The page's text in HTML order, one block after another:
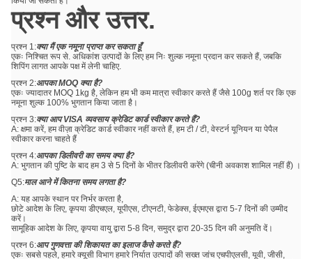
प्रश्न और उत्तर.
प्रश्न 1:क्या मैं एक नमूना प्राप्त कर सकता हूँ
एकः निश्चित रूप से. अधिकांश उत्पादों के लिए हम निः शुल्क नमूना प्रदान कर सकते हैं, जबकि
शिपिंग लागत आपके पक्ष में लेनी चाहिए.
प्रश्न 2:आपका MOQ क्या है?
एकः ज्यादातर MOQ 1kg है, लेकिन हम भी कम मात्रा स्वीकार करते हैं जैसे 100g शर्त पर कि एक
नमूना शुल्क 100% भुगतान किया जाता है।
प्रश्न 3:क्या आप VISA व्यवसाय क्रेडिट कार्ड स्वीकार करते हैं?
A: क्षमा करें, हम वीज़ा क्रेडिट कार्ड स्वीकार नहीं करते हैं, हम टी / टी, वेस्टर्न यूनियन या पेपैल
स्वीकार करना चाहते हैं
प्रश्न 4:आपका डिलीवरी का समय क्या है?
A: भुगतान की पुष्टि के बाद हम 3 से 5 दिनों के भीतर डिलीवरी करेंगे (चीनी अवकाश शामिल नहीं हैं) ।
Q5:माल आने में कितना समय लगता है?
A: यह आपके स्थान पर निर्भर करता है,
छोटे आदेश के लिए, कृपया डीएचएल, यूपीएस, टीएनटी, फेडेक्स, ईएमएस द्वारा 5-7 दिनों की उम्मीद
करें।
सामूहिक आदेश के लिए, कृपया वायु द्वारा 5-8 दिन, समुद्र द्वारा 20-35 दिन की अनुमति दें।
प्रश्न 6:आप गुणवत्ता की शिकायत का इलाज कैसे करते हैं?
एकः सबसे पहले, हमारे क्यूसी विभाग हमारे निर्यात उत्पादों की सख्त जांच एचपीएलसी, यूवी, जीसी,